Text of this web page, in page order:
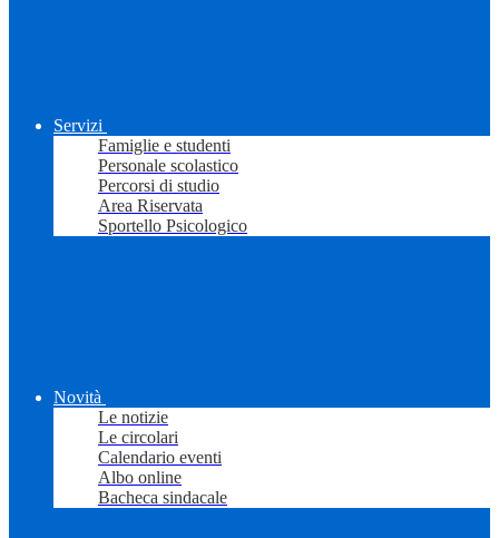
Servizi
Famiglie e studenti
Personale scolastico
Percorsi di studio
Area Riservata
Sportello Psicologico
Novità
Le notizie
Le circolari
Calendario eventi
Albo online
Bacheca sindacale